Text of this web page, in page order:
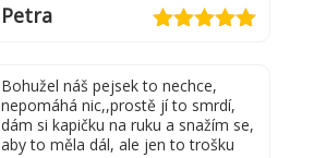
Petra
Bohužel náš pejsek to nechce,
nepomáhá nic,,prostě jí to smrdí,
dám si kapičku na ruku a snažím se,
aby to měla dál, ale jen to trošku